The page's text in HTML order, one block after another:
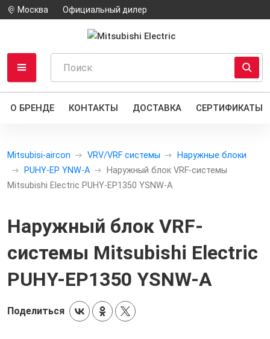
Москва Официальный дилер
О БРЕНДЕ КОНТАКТЫ ДОСТАВКА СЕРТИФИКАТЫ
Mitsubisi-aircon VRV/VRF системы
Наружные блоки
PUHY-EP YNW-A
Наружный блок VRF-системы
Mitsubishi Electric PUHY-EP1350 YSNW-A
Наружный блок VRF-
системы Mitsubishi Electric
PUHY-EP1350 YSNW-A
Поделиться